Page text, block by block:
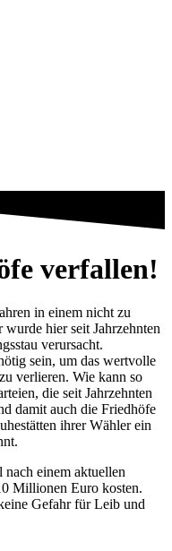
verfallen!
in einem nicht zu
hier seit Jahrzehnten
verursacht.
sein, um das wertvolle
verlieren. Wie kann so
die seit Jahrzehnten
damit auch die Friedhöfe
ihrer Wähler ein
einem aktuellen
Millionen Euro kosten.
Gefahr für Leib und